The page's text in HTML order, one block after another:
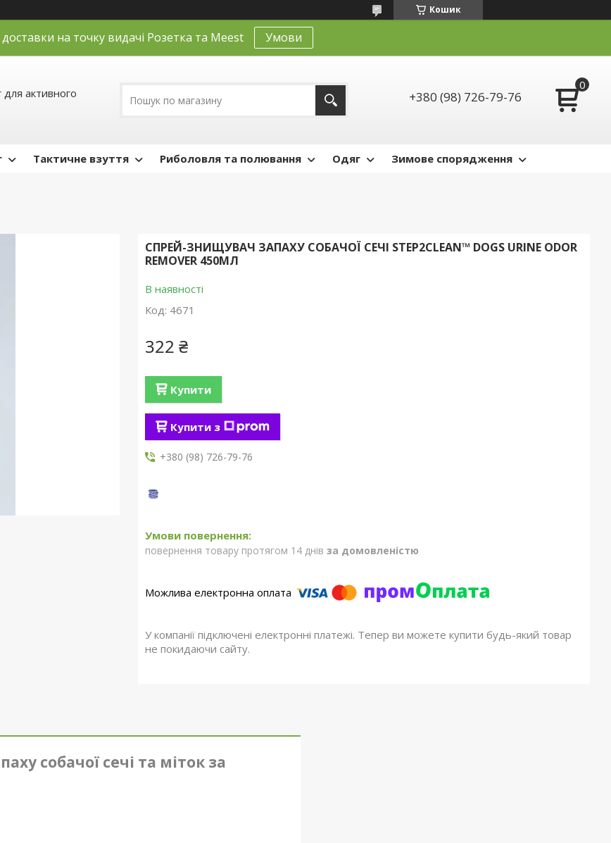
Кошик
на точку видачі Розетка та Meest Умови
активного
+380 (98) 726-79-76
Тактичне взуття Риболовля та полювання Одяг Зимове спорядження
СПРЕЙ-ЗНИЩУВАЧ ЗАПАХУ СОБАЧОЇ СЕЧІ STEP2CLEAN™ DOGS URINE ODOR
REMOVER 450МЛ
В наявності
Код: 4671
322 ₴
Купити
Купити з
+380 (98) 726-79-76
повернення товару протягом 14 днів за домовленістю
У компанії підключені електронні платежі. Тепер ви можете купити будь-який товар
не покидаючи сайту.
собачої сечі та міток за